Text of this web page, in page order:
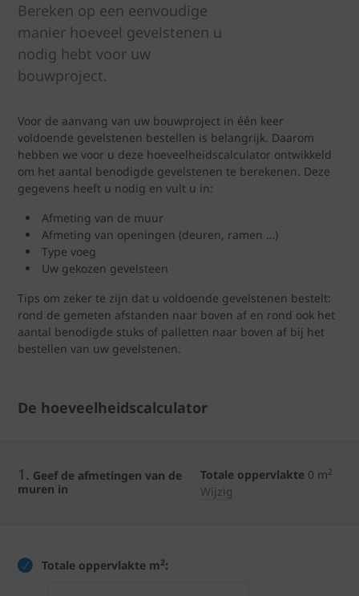
Bereken op een eenvoudige
manier hoeveel gevelstenen u
nodig hebt voor uw
bouwproject.
Voor de aanvang van uw bouwproject in één keer
voldoende gevelstenen bestellen is belangrijk. Daarom
hebben we voor u deze hoeveelheidscalculator ontwikkeld
om het aantal benodigde gevelstenen te berekenen. Deze
gegevens heeft u nodig en vult u in:
Afmeting van de muur
Afmeting van openingen (deuren, ramen …)
Type voeg
Uw gekozen gevelsteen
Tips om zeker te zijn dat u voldoende gevelstenen bestelt:
rond de gemeten afstanden naar boven af en rond ook het
aantal benodigde stuks of palletten naar boven af bij het
bestellen van uw gevelstenen.
De hoeveelheidscalculator
1. Geef de afmetingen van de
muren in
Totale oppervlakte 0 m2
Wijzig
Totale oppervlakte m2: